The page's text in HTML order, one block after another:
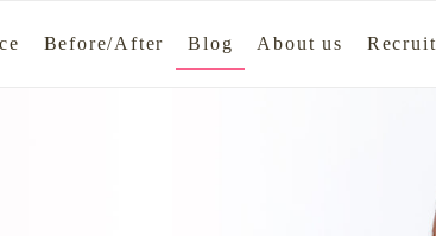
Before/After Blog About us Recruit